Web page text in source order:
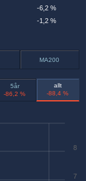
-6,2 %
-1,2 %
MA200
5år
-86,2 %
allt
-88,4 %
7
8